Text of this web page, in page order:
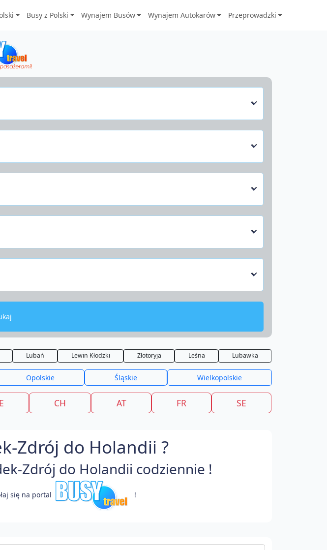
Busy z Polski Wynajem Busów Wynajem Autokarów Przeprowadzki
Lubań Lewin Kłodzki Złotoryja Leśna Lubawka
Opolskie Śląskie Wielkopolskie
CH AT FR SE
Zdrój do Holandii ?
Zdrój do Holandii codziennie !
się na portal !